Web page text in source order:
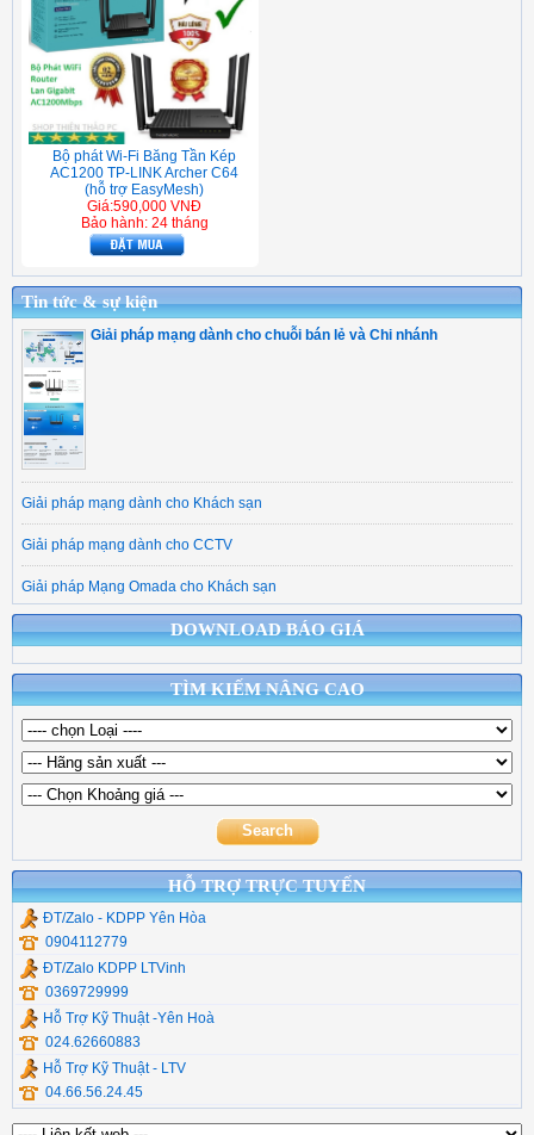
DOWNLOAD BÁO GIÁ
TÌM KIẾM NÂNG CAO
HỖ TRỢ TRỰC TUYẾN
ĐT/Zalo - KDPP Yên Hòa
0904112779
ĐT/Zalo KDPP LTVinh
0369729999
Hỗ Trợ Kỹ Thuật -Yên Hoà
024.62660883
Hỗ Trợ Kỹ Thuật - LTV
04.66.56.24.45
Bộ phát Wi-Fi Băng Tần Kép
AC1200 TP-LINK Archer C64
(hỗ trợ EasyMesh)
Giá:590,000 VNĐ
Bảo hành: 24 tháng
Tin tức & sự kiện
Giải pháp mạng dành cho chuỗi bán lẻ và Chi nhánh
Giải pháp mạng dành cho Khách sạn
Giải pháp mạng dành cho CCTV
Giải pháp Mạng Omada cho Khách sạn